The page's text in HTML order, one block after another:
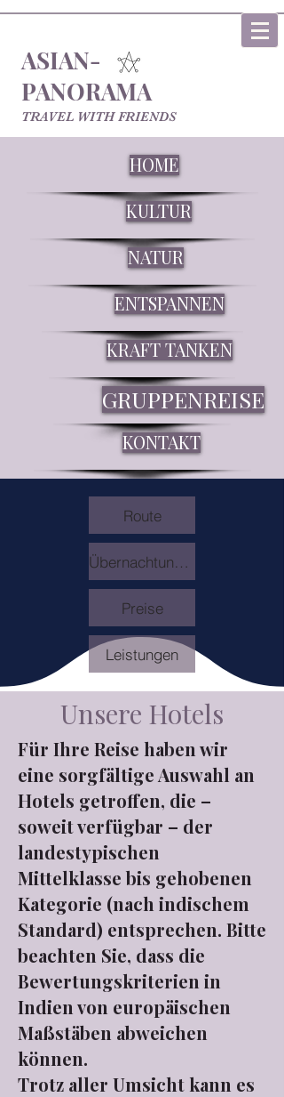
ASIAN-
PANORAMA
TRAVEL WITH FRIENDS
HOME
KULTUR
NATUR
ENTSPANNEN
KRAFT TANKEN
GRUPPENREISE
KONTAKT
Route
Übernachtungen
Preise
Leistungen
Unsere Hotels
Für Ihre Reise haben wir
eine sorgfältige Auswahl an
Hotels getroffen, die –
soweit verfügbar – der
landestypischen
Mittelklasse bis gehobenen
Kategorie (nach indischem
Standard) entsprechen. Bitte
beachten Sie, dass die
Bewertungskriterien in
Indien von europäischen
Maßstäben abweichen
können.
Trotz aller Umsicht kann es